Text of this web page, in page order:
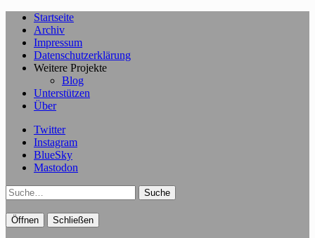
Startseite
Archiv
Impressum
Datenschutzerklärung
Weitere Projekte
Blog
Unterstützen
Über
Twitter
Instagram
BlueSky
Mastodon
Suche
Öffnen Schließen